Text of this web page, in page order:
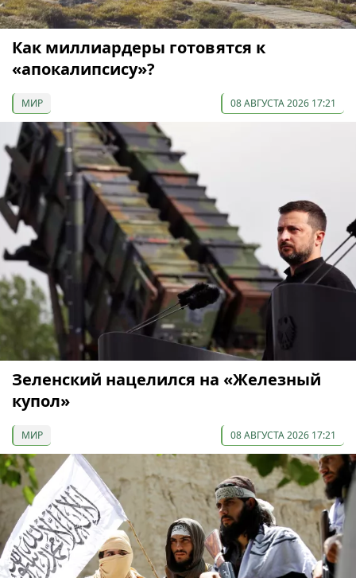
Как миллиардеры готовятся к
«апокалипсису»?
МИР 08 АВГУСТА 2026 17:21
Зеленский нацелился на «Железный
купол»
МИР 08 АВГУСТА 2026 17:21